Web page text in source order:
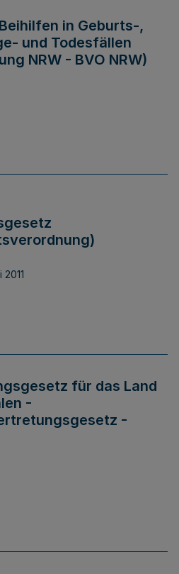
in Geburts-,
und Todesfällen
NRW - BVO NRW)
2011
für das Land
-
-